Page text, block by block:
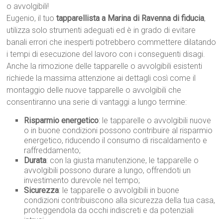
o avvolgibili!
Eugenio, il tuotapparellista a Marina di Ravenna di fiducia,
utilizza solo strumenti adeguati ed è in grado di evitare
banali errori che inesperti potrebbero commettere dilatando
i tempi di esecuzione del lavoro con i conseguenti disagi.
Anche la rimozione delle tapparelle o avvolgibili esistenti
richiede la massima attenzione ai dettagli così come il
montaggio delle nuove tapparelle o avvolgibili che
consentiranno una serie di vantaggi a lungo termine:
Risparmio energetico: le tapparelle o avvolgibili nuove
o in buone condizioni possono contribuire al risparmio
energetico, riducendo il consumo di riscaldamento e
raffreddamento;
Durata: con la giusta manutenzione, le tapparelle o
avvolgibili possono durare a lungo, offrendoti un
investimento durevole nel tempo;
Sicurezza: le tapparelle o avvolgibili in buone
condizioni contribuiscono alla sicurezza della tua casa,
proteggendola da occhi indiscreti e da potenziali